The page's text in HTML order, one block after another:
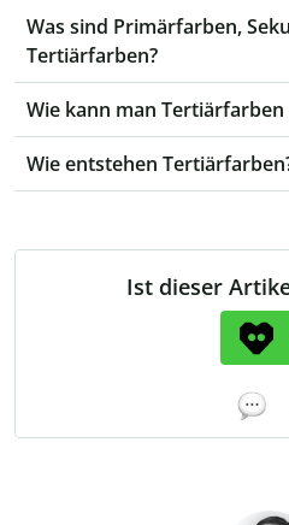
Was sind Primärfarben,
Tertiärfarben?
Wie kann man Tertiärfarben
Wie entstehen
Ist dieser